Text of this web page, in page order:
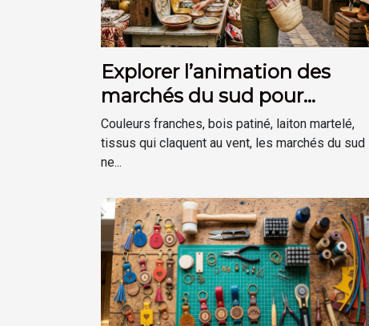
Explorer l’animation des
marchés du sud pour
inspirer sa déco
Couleurs franches, bois patiné, laiton martelé,
tissus qui claquent au vent, les marchés du sud
ne...